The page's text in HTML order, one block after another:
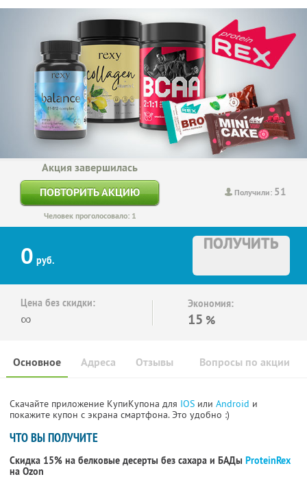
Получили: 51
Акция завершилась
ПОВТОРИТЬ АКЦИЮ
Человек проголосовало: 1
0 руб.
ПОЛУЧИТЬ
Цена без скидки:
∞
Экономия:
15 %
Основное Отзывы Вопросы по акции
Адреса
Скачайте приложение КупиКупона для IOS или Android и
покажите купон с экрана смартфона. Это удобно :)
ЧТО ВЫ ПОЛУЧИТЕ
Скидка 15% на белковые десерты без сахара и БАДы ProteinRex
на Ozon